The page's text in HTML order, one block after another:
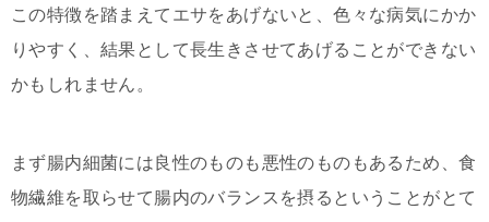
この特徴を踏まえてエサをあげないと、色々な病気にかか
りやすく、結果として長生きさせてあげることができない
かもしれません。
まず腸内細菌には良性のものも悪性のものもあるため、食
物繊維を取らせて腸内のバランスを摂るということがとて